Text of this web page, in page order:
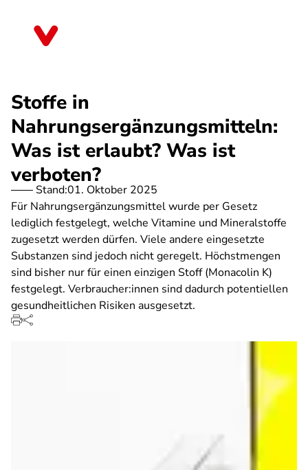
Stoffe in
Nahrungsergänzungsmitteln:
Was ist erlaubt? Was ist
verboten?
Stand:01. Oktober 2025
Für Nahrungsergänzungsmittel wurde per Gesetz
lediglich festgelegt, welche Vitamine und Mineralstoffe
zugesetzt werden dürfen. Viele andere eingesetzte
Substanzen sind jedoch nicht geregelt. Höchstmengen
sind bisher nur für einen einzigen Stoff (Monacolin K)
festgelegt. Verbraucher:innen sind dadurch potentiellen
gesundheitlichen Risiken ausgesetzt.